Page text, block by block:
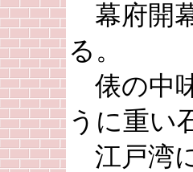
幕府開
る。
俵の中
うに重い
江戸湾